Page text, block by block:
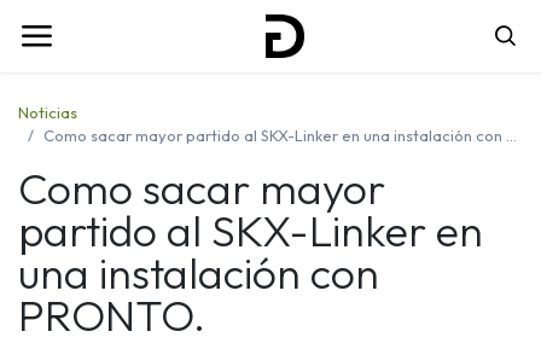
Noticias
Como sacar mayor partido al SKX-Linker en una instalación con PRONTO.
Como sacar mayor
partido al SKX-Linker en
una instalación con
PRONTO.